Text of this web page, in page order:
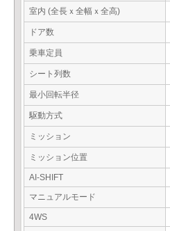
室内 (全長ｘ全幅ｘ全高)
ドア数
乗車定員
シート列数
最小回転半径
駆動方式
ミッション
ミッション位置
AI-SHIFT
マニュアルモード
4WS